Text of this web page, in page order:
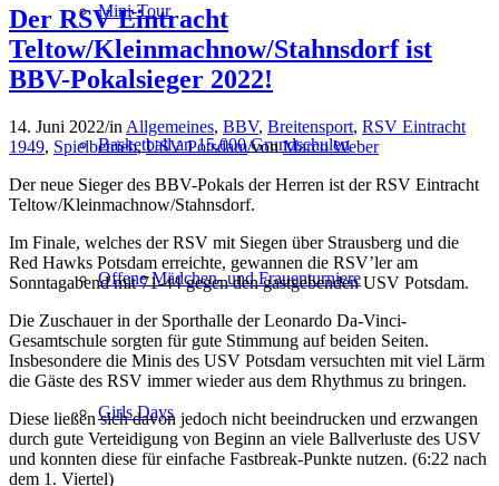
Mini-Tour
Basketball an 15.000 Grundschulen
Offene Mädchen- und Frauenturniere
Girls Days
Der RSV Eintracht
Teltow/Kleinmachnow/Stahnsdorf ist
BBV-Pokalsieger 2022!
14. Juni 2022/in Allgemeines, BBV, Breitensport, RSV Eintracht
1949, Spielbetrieb,USV Potsdam/vonMarco Weber
Der neue Sieger des BBV-Pokals der Herren ist der RSV Eintracht
Teltow/Kleinmachnow/Stahnsdorf.
Im Finale, welches der RSV mit Siegen über Strausberg und die
Red Hawks Potsdam erreichte, gewannen die RSV’ler am
Sonntagabend mit 71-44 gegen den gastgebenden USV Potsdam.
Die Zuschauer in der Sporthalle der Leonardo Da-Vinci-
Gesamtschule sorgten für gute Stimmung auf beiden Seiten.
Insbesondere die Minis des USV Potsdam versuchten mit viel Lärm
die Gäste des RSV immer wieder aus dem Rhythmus zu bringen.
Diese ließen sich davon jedoch nicht beeindrucken und erzwangen
durch gute Verteidigung von Beginn an viele Ballverluste des USV
und konnten diese für einfache Fastbreak-Punkte nutzen. (6:22 nach
dem 1. Viertel)